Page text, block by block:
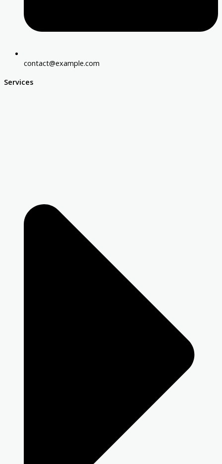
contact@example.com
Services